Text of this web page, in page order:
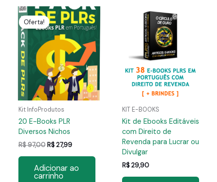
Oferta!
Kit InfoProdutos
20 E-Books PLR
Diversos Nichos
R$97,00 O
era:
R$ 97,00.
R$27,99O
é:
Adicionar ao
carrinho
KIT E-BOOKS
Kit de Ebooks Editáveis
com Direito de
Revenda para Lucrar ou
Divulgar
R$29,90